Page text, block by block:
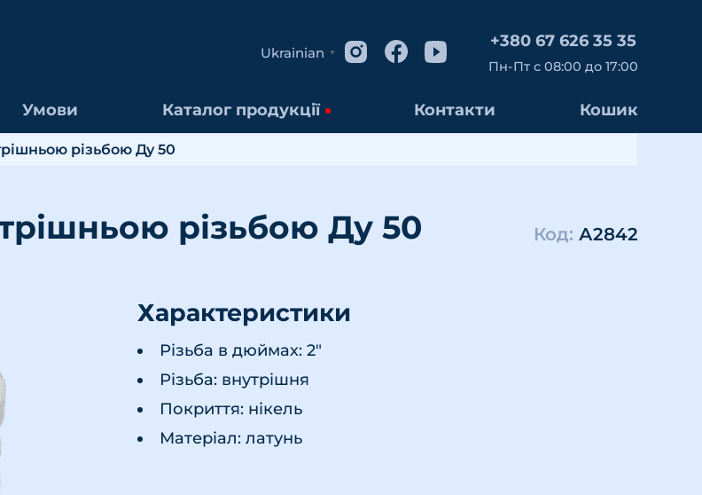
Ukrainian ▼
+380 67 626 35 35
Пн-Пт с 08:00 до 17:00
Умови Каталог продукції Контакти Кошик
різьбою Ду 50
різьбою Ду 50 Код: А2842
Характеристики
Різьба в дюймах: 2"
Різьба: внутрішня
Покриття: нікель
Матеріал: латунь